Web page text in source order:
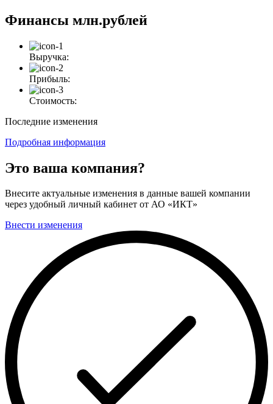
Финансы млн.рублей
Выручка:
Прибыль:
Стоимость:
Последние изменения
Подробная информация
Это ваша компания?
Внесите актуальные изменения в данные вашей компании
через удобный личный кабинет от АО «ИКТ»
Внести изменения